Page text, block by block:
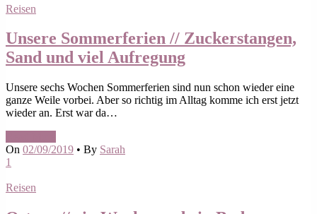
Reisen
Unsere Sommerferien // Zuckerstangen,
Sand und viel Aufregung
Unsere sechs Wochen Sommerferien sind nun schon wieder eine
ganze Weile vorbei. Aber so richtig im Alltag komme ich erst jetzt
wieder an. Erst war da…
On 02/09/2019 • By Sarah
1
Reisen